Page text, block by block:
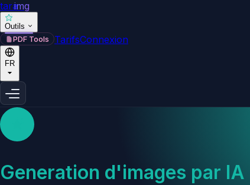
taraimg
Outils
PDF Tools TarifsConnexion
FR
Generation d'images par IA